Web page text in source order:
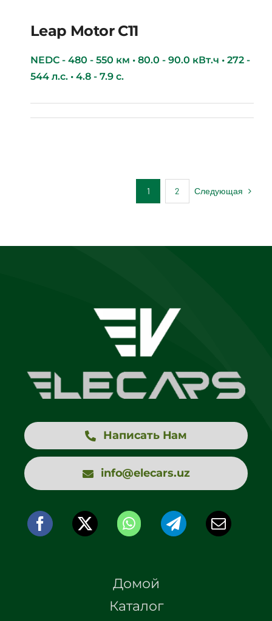
Leap Motor С11
Leap Motor С11
NEDC - 480 - 550 км • 80.0 - 90.0 кВт.ч • 272 -
544 л.с. • 4.8 - 7.9 с.
1 2 Следующая
Написать Нам
info@elecars.uz
Домой
Каталог